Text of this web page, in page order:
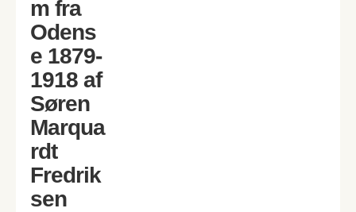
m fra
Odens
e 1879-
1918 af
Søren
Marqua
rdt
Fredrik
sen